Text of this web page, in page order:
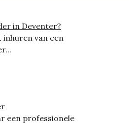
in Deventer?
inhuren van een
een professionele